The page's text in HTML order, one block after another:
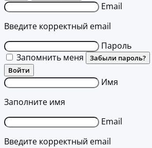
Email
Введите корректный email
Пароль
Запомнить меня
Забыли пароль?
Войти
Имя
Заполните имя
Email
Введите корректный email